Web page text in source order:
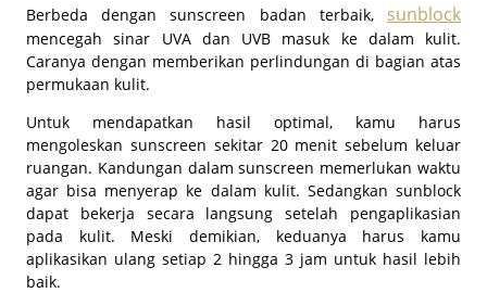
Berbeda dengan sunscreen badan terbaik, sunblock
mencegah sinar UVA dan UVB masuk ke dalam kulit.
Caranya dengan memberikan perlindungan di bagian atas
permukaan kulit.
Untuk mendapatkan hasil optimal, kamu harus
mengoleskan sunscreen sekitar 20 menit sebelum keluar
ruangan. Kandungan dalam sunscreen memerlukan waktu
agar bisa menyerap ke dalam kulit. Sedangkan sunblock
dapat bekerja secara langsung setelah pengaplikasian
pada kulit. Meski demikian, keduanya harus kamu
aplikasikan ulang setiap 2 hingga 3 jam untuk hasil lebih
baik.